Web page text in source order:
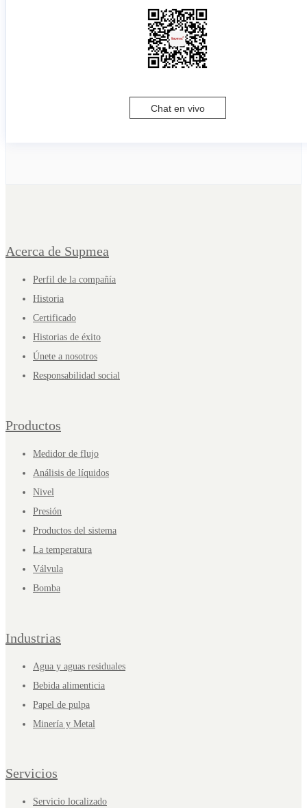
Chat en vivo
Acerca de Supmea
Perfil de la compañía
Historia
Certificado
Historias de éxito
Únete a nosotros
Responsabilidad social
Productos
Medidor de flujo
Análisis de líquidos
Nivel
Presión
Productos del sistema
La temperatura
Válvula
Bomba
Industrias
Agua y aguas residuales
Bebida alimenticia
Papel de pulpa
Minería y Metal
Servicios
Servicio localizado